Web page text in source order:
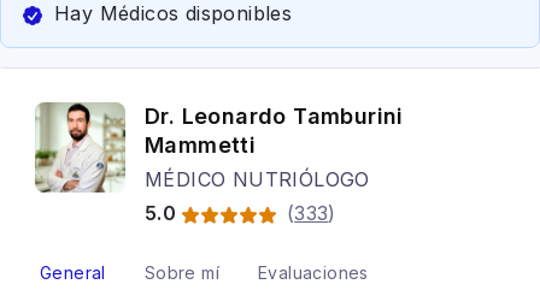
Hay Médicos disponibles
Dr. Leonardo Tamburini
Mammetti
MÉDICO NUTRIÓLOGO
5.0
(333)
General Sobre mí Evaluaciones